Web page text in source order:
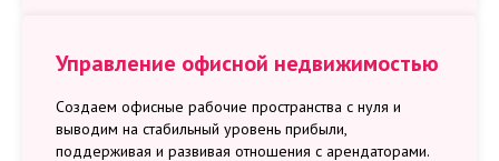
Управление офисной недвижимостью
Создаем офисные рабочие пространства с нуля и
выводим на стабильный уровень прибыли,
поддерживая и развивая отношения с арендаторами.